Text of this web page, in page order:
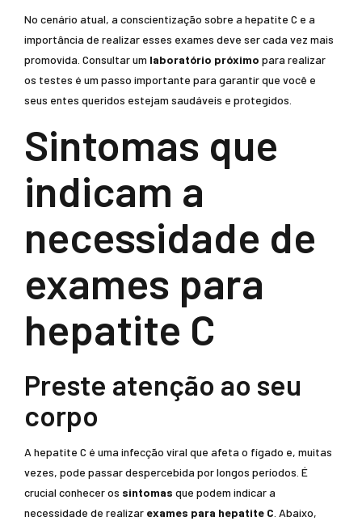
No cenário atual, a conscientização sobre a hepatite C e a
importância de realizar esses exames deve ser cada vez mais
promovida. Consultar um laboratório próximo para realizar
os testes é um passo importante para garantir que você e
seus entes queridos estejam saudáveis e protegidos.
Sintomas que
indicam a
necessidade de
exames para
hepatite C
Preste atenção ao seu
corpo
A hepatite C é uma infecção viral que afeta o fígado e, muitas
vezes, pode passar despercebida por longos períodos. É
crucial conhecer os sintomas que podem indicar a
necessidade de realizar exames para hepatite C . Abaixo,